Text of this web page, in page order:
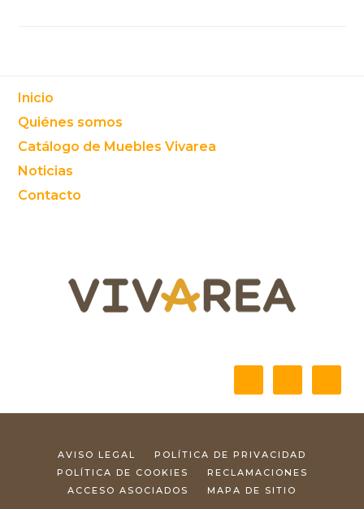
Footer
Inicio
Quiénes somos
Catálogo de Muebles Vivarea
Noticias
Contacto
AVISO LEGAL
POLÍTICA DE PRIVACIDAD
POLÍTICA DE COOKIES
RECLAMACIONES
ACCESO ASOCIADOS
MAPA DE SITIO